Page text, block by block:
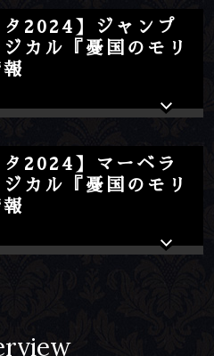
タ2024】ジャンプ
カル『憂国のモリ
タ2024】マーベラ
カル『憂国のモリ